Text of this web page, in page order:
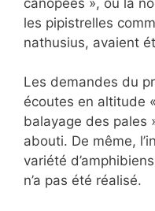
les pipistrelles
nathusius, avaient
Les demandes du
écoutes en altitude
balayage des pales
abouti. De même,
variété
n’a pas été réalisé.